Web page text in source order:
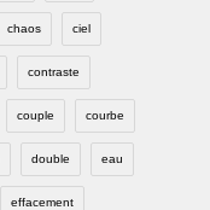
chaos ciel
contraste
couple courbe
double eau
effacement